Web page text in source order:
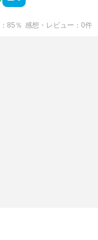
85 ％ 感想・レビュー 0件